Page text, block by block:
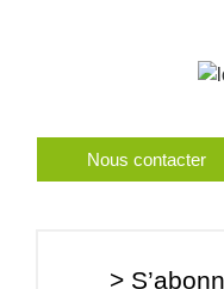
Nous contacter
>